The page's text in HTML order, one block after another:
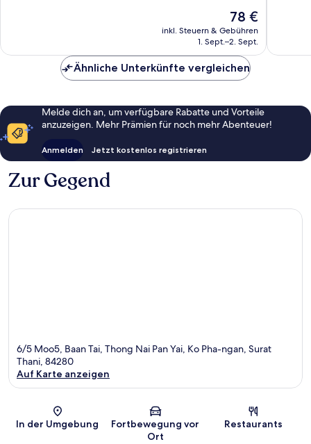
Bewertungen
Der
Preis
beträgt
78 €
inkl. Steuern & Gebühren
1. Sept.–2. Sept.
Ähnliche Unterkünfte vergleichen
Melde dich an, um verfügbare Rabatte und Vorteile
anzuzeigen. Mehr Prämien für noch mehr Abenteuer!
Anmelden Jetzt kostenlos registrieren
Zur Gegend
6/5 Moo5, Baan Tai, Thong Nai Pan Yai, Ko Pha-ngan, Surat
Thani, 84280
Auf Karte anzeigen
In der Umgebung
Fortbewegung vor
Ort
Restaurants